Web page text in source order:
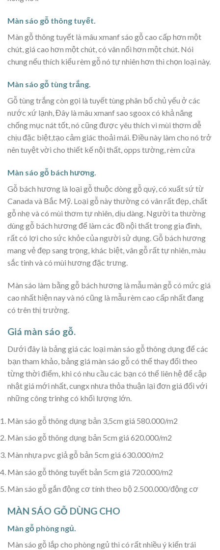
Màn sáo gỗ thông tuyết.
Màn gỗ thông tuyết là mâu xmanf sáo gỗ cao cấp hơn một
chút, giá cao hơn một chút, có vân nổi hơn một chút. Nói
chung nếu thích kiểu rèm gỗ nó tự nhiên hơn thì chọn loại này.
Màn sáo gỗ tùng trắng.
Gỗ tùng trắng còn gọi là tuyết tùng phân bố chủ yếu ở các
nước xứ lạnh, Đây là mâu xmanf sao sgoox có khả năng
chống mục nát tốt, nó cũng được yêu thích vì mùi thơm dễ
chịu đặc biệt,tạo cảm giác thoải mái. Điều này làm cho nó trở
nên tuyệt vời cho thiết kế nội thất, opps tường, rèm cửa
Màn sáo gỗ bách hương.
Gỗ bách hương là loại gỗ thuộc dòng gỗ quý, có xuất sứ từ
Canada và Bắc Mỹ. Loại gỗ này thường có vân rất đẹp, chất
gỗ nhẹ và có mùi thơm tự nhiên, dịu dàng. Người ta thường
dùng gỗ bách hương để làm các đồ nội thất trong gia đình,
rất có lợi cho sức khỏe của người sử dụng. Gỗ bách hương
mang vẻ đẹp sang trọng, khác biệt, vân gỗ rất tự nhiên, màu
sắc tinh và có mùi hương đặc trưng.
Màn sáo làm bằng gỗ bách hương là mẫu màn gỗ có mức giá
cao nhất hiện nay và nó cũng là mẫu rèm cao cấp nhất đang
có trên thị trường.
Giá màn sáo gỗ.
Dưới đây là bảng giá các loại màn sáo gỗ thông dụng để các
bạn tham khảo, bảng giá màn sáo gỗ có thể thay đổi theo
từng thời điểm, khi có nhu cầu các bạn có thể liên hệ để cập
nhật giá mới nhất, cungx nhưa thỏa thuận lại đơn giá đối với
những công trinhg có khối lượng lớn.
Màn sáo gỗ thông dụng bản 3,5cm giá 580.000/m2
Màn sáo gỗ thông dụng bản 5cm giá 620.000/m2
Màn nhựa pvc giả gỗ bản 5cm giá 630.000/m2
Màn sáo gỗ thông tuyết bản 5cm giá 720.000/m2
Màn sáo gỗ gắn động cơ tính theo bộ 2.500.000/động cơ
MÀN SÁO GỖ DÙNG CHO
Màn gỗ phòng ngủ.
Màn sáo gỗ lắp cho phòng ngủ thì có rất nhiều ý kiến trái